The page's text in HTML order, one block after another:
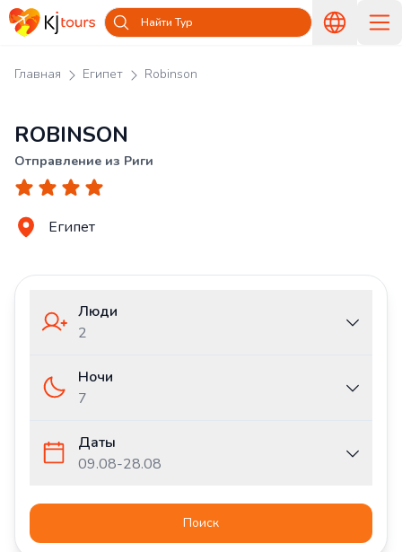
Найти Тур
Главная Египет Robinson
ROBINSON
Отправление из Риги
Египет
Люди
2
Ночи
7
Даты
09.08-28.08
Поиск